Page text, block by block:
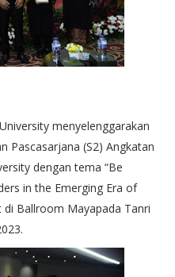
menyelenggarakan
Pascasarjana (S2) Angkatan
dengan tema “Be
in the Emerging Era of
di Ballroom Mayapada Tanri